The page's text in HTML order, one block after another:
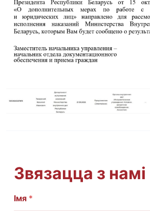
Звязацца з намі
И
Імя *